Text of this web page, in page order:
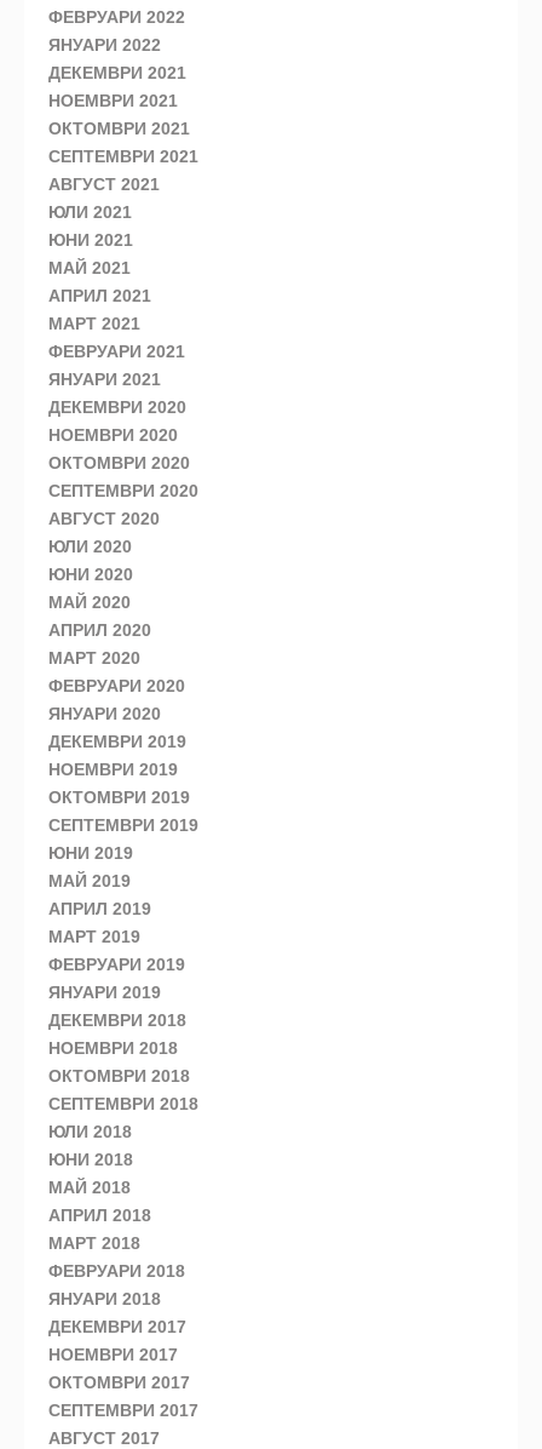
ФЕВРУАРИ 2022
ЯНУАРИ 2022
ДЕКЕМВРИ 2021
НОЕМВРИ 2021
ОКТОМВРИ 2021
СЕПТЕМВРИ 2021
АВГУСТ 2021
ЮЛИ 2021
ЮНИ 2021
МАЙ 2021
АПРИЛ 2021
МАРТ 2021
ФЕВРУАРИ 2021
ЯНУАРИ 2021
ДЕКЕМВРИ 2020
НОЕМВРИ 2020
ОКТОМВРИ 2020
СЕПТЕМВРИ 2020
АВГУСТ 2020
ЮЛИ 2020
ЮНИ 2020
МАЙ 2020
АПРИЛ 2020
МАРТ 2020
ФЕВРУАРИ 2020
ЯНУАРИ 2020
ДЕКЕМВРИ 2019
НОЕМВРИ 2019
ОКТОМВРИ 2019
СЕПТЕМВРИ 2019
ЮНИ 2019
МАЙ 2019
АПРИЛ 2019
МАРТ 2019
ФЕВРУАРИ 2019
ЯНУАРИ 2019
ДЕКЕМВРИ 2018
НОЕМВРИ 2018
ОКТОМВРИ 2018
СЕПТЕМВРИ 2018
ЮЛИ 2018
ЮНИ 2018
МАЙ 2018
АПРИЛ 2018
МАРТ 2018
ФЕВРУАРИ 2018
ЯНУАРИ 2018
ДЕКЕМВРИ 2017
НОЕМВРИ 2017
ОКТОМВРИ 2017
СЕПТЕМВРИ 2017
АВГУСТ 2017